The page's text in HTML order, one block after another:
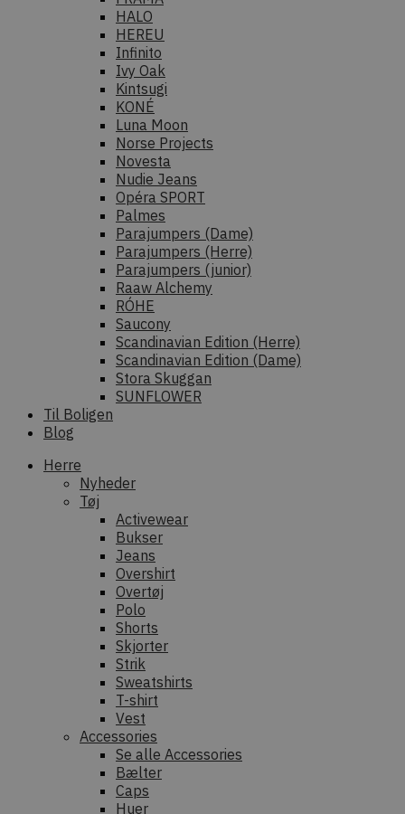
HALO
HEREU
Infinito
Ivy Oak
Kintsugi
KONÉ
Luna Moon
Norse Projects
Novesta
Nudie Jeans
Opéra SPORT
Palmes
Parajumpers (Dame)
Parajumpers (Herre)
Parajumpers (junior)
Raaw Alchemy
RÓHE
Saucony
Scandinavian Edition (Herre)
Scandinavian Edition (Dame)
Stora Skuggan
SUNFLOWER
Til Boligen
Blog
Herre
Nyheder
Tøj
Activewear
Bukser
Jeans
Overshirt
Overtøj
Polo
Shorts
Skjorter
Strik
Sweatshirts
T-shirt
Vest
Accessories
Se alle Accessories
Bælter
Caps
Huer